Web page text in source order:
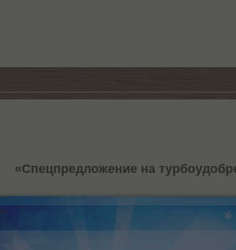
«Спецпредложение на